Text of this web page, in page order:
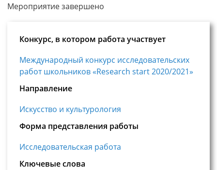
Мероприятие завершено
Конкурс, в котором работа участвует
Международный конкурс исследовательских
работ школьников «Research start 2020/2021»
Направление
Искусство и культурология
Форма представления работы
Исследовательская работа
Ключевые слова